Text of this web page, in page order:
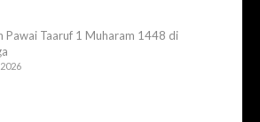
Pawai Taaruf 1 Muharam 1448 di